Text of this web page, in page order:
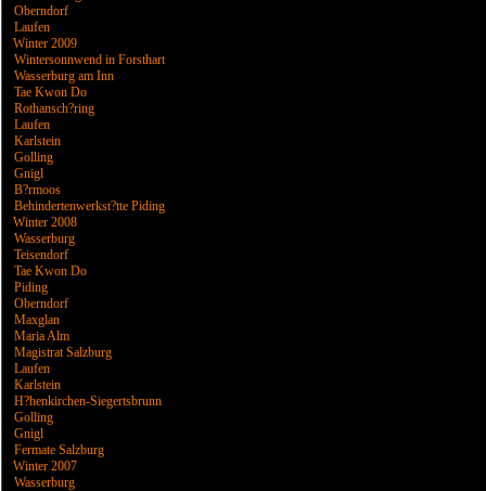
Oberndorf
Laufen
Winter 2009
Wintersonnwend in Forsthart
Wasserburg am Inn
Tae Kwon Do
Rothansch?ring
Laufen
Karlstein
Golling
Gnigl
B?rmoos
Behindertenwerkst?tte Piding
Winter 2008
Wasserburg
Teisendorf
Tae Kwon Do
Piding
Oberndorf
Maxglan
Maria Alm
Magistrat Salzburg
Laufen
Karlstein
H?henkirchen-Siegertsbrunn
Golling
Gnigl
Fermate Salzburg
Winter 2007
Wasserburg